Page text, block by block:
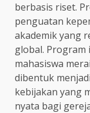
berbasis riset.
penguatan
akademik yang
global. Program
mahasiswa
dibentuk
kebijakan yang
nyata bagi